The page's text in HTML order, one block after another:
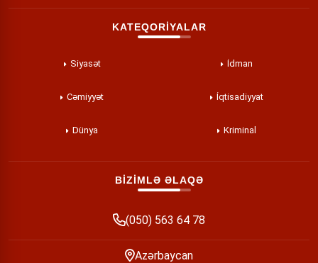
KATEQORİYALAR
Siyasət İdman
Cəmiyyət İqtisadiyyat
Dünya Kriminal
BİZİMLƏ ƏLAQƏ
(050) 563 64 78
Azərbaycan